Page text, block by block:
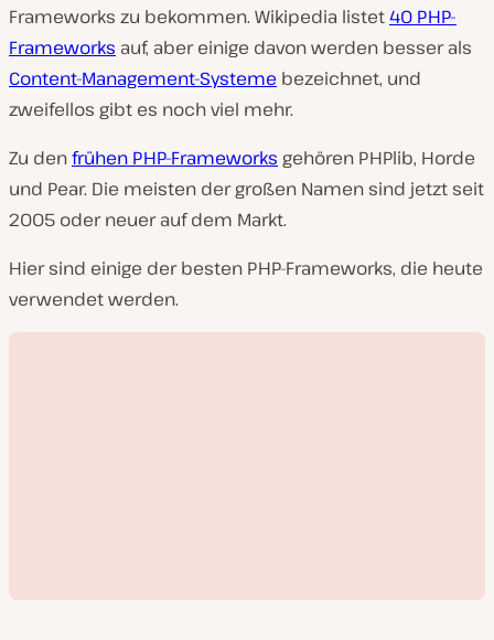
Frameworks zu bekommen. Wikipedia listet40 PHP-
Frameworks auf, aber einige davon werden besser als
Content-Management-Systeme bezeichnet, und
zweifellos gibt es noch viel mehr.
Zu denfrühen PHP-Frameworks gehören PHPlib, Horde
und Pear. Die meisten der großen Namen sind jetzt seit
2005 oder neuer auf dem Markt.
Hier sind einige der besten PHP-Frameworks, die heute
verwendet werden.